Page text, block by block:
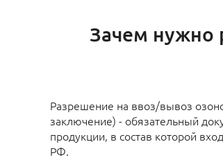
Зачем нужно
Разрешение на ввоз/вывоз
заключение) - обязательный
продукции, в состав которой
РФ.